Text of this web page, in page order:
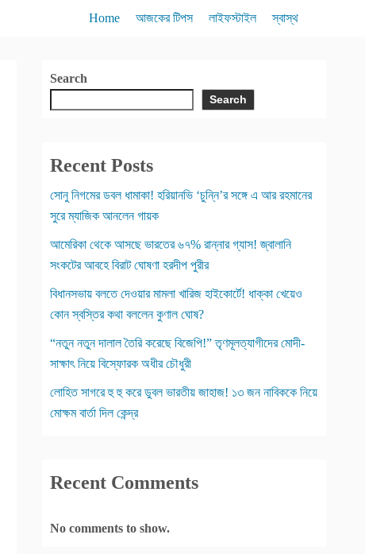
Home আজকের টিপস লাইফস্টাইল স্বাস্থ
Search
Search
Recent Posts
সোনু নিগমের ডবল ধামাকা! হরিয়ানভি ‘চুন্নি’র সঙ্গে এ আর রহমানের
সুরে ম্যাজিক আনলেন গায়ক
আমেরিকা থেকে আসছে ভারতের ৬৭% রান্নার গ্যাস! জ্বালানি
সংকটের আবহে বিরাট ঘোষণা হরদীপ পুরীর
বিধানসভায় বলতে দেওয়ার মামলা খারিজ হাইকোর্টে! ধাক্কা খেয়েও
কোন স্বস্তির কথা বললেন কুণাল ঘোষ?
“নতুন নতুন দালাল তৈরি করেছে বিজেপি!” তৃণমূলত্যাগীদের মোদী-
সাক্ষাৎ নিয়ে বিস্ফোরক অধীর চৌধুরী
লোহিত সাগরে হু হু করে ডুবল ভারতীয় জাহাজ! ১৩ জন নাবিককে নিয়ে
মোক্ষম বার্তা দিল কেন্দ্র
Recent Comments
No comments to show.